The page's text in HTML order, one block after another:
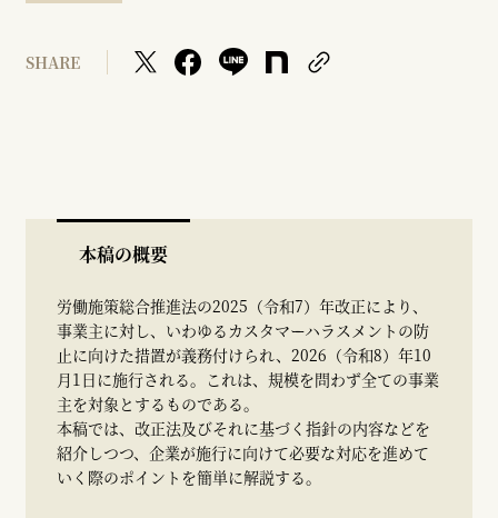
SHARE
本稿の概要
労働施策総合推進法の2025（令和7）年改正により、
事業主に対し、いわゆるカスタマーハラスメントの防
止に向けた措置が義務付けられ、2026（令和8）年10
月1日に施行される。これは、規模を問わず全ての事業
主を対象とするものである。
本稿では、改正法及びそれに基づく指針の内容などを
紹介しつつ、企業が施行に向けて必要な対応を進めて
いく際のポイントを簡単に解説する。